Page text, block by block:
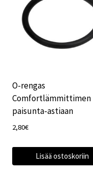
O-rengas
Comfortlämmittimen
paisunta-astiaan
2,80€
Lisää ostoskoriin